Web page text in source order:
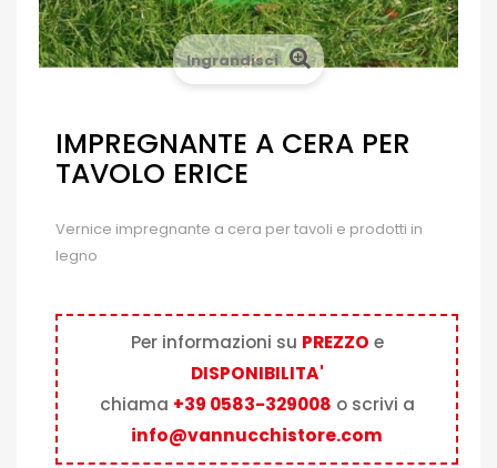
Ingrandisci
IMPREGNANTE A CERA PER
TAVOLO ERICE
Vernice impregnante a cera per tavoli e prodotti in
legno
Per informazioni su PREZZO e
DISPONIBILITA'
chiama +39 0583-329008 o scrivi a
info@vannucchistore.com